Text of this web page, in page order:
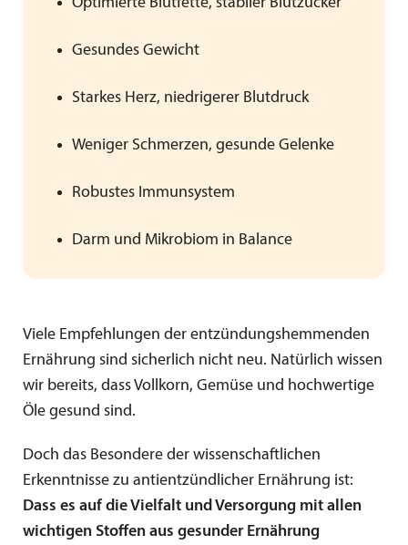
Gesundes Gewicht
Starkes Herz, niedrigerer Blutdruck
Weniger Schmerzen, gesunde Gelenke
Robustes Immunsystem
Darm und Mikrobiom in Balance
Viele Empfehlungen der entzündungshemmenden
Ernährung sind sicherlich nicht neu. Natürlich wissen
wir bereits, dass Vollkorn, Gemüse und hochwertige
Öle gesund sind.
​Doch das Besondere der wissenschaftlichen
Erkenntnisse zu antientzündlicher Ernährung ist:
Dass es auf die Vielfalt und Versorgung mit allen
wichtigen Stoffen aus gesunder Ernährung